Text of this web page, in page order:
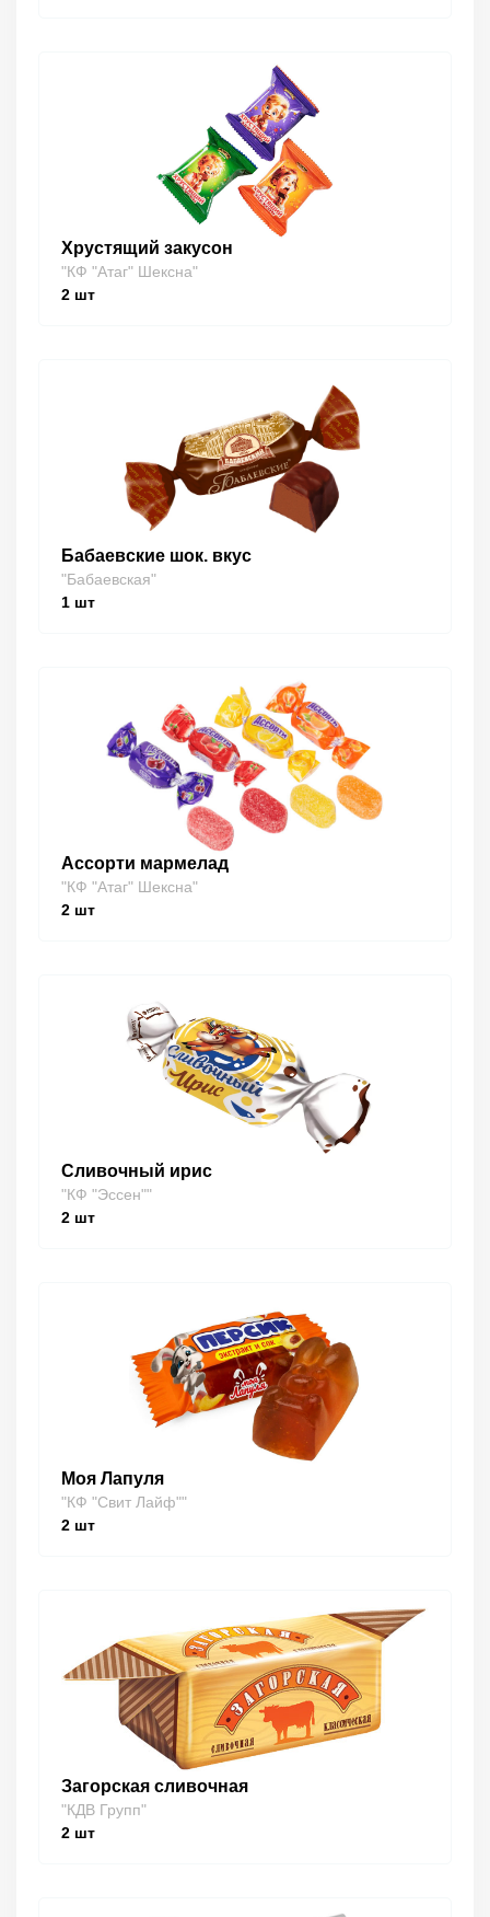
Хрустящий закусон
"КФ "Атаг" Шексна"
2 шт
Бабаевские шок. вкус
"Бабаевская"
1 шт
Ассорти мармелад
"КФ "Атаг" Шексна"
2 шт
Сливочный ирис
"КФ "Эссен""
2 шт
Моя Лапуля
"КФ "Свит Лайф""
2 шт
Загорская сливочная
"КДВ Групп"
2 шт